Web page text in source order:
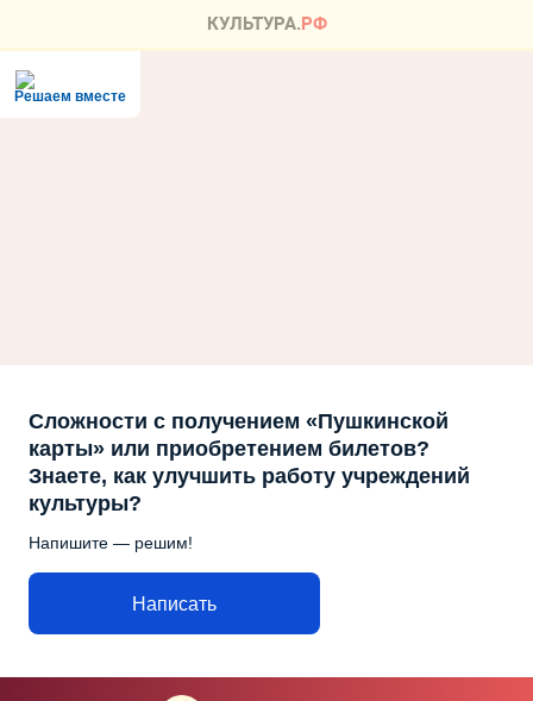
Решаем вместе
Сложности с получением «Пушкинской
карты» или приобретением билетов?
Знаете, как улучшить работу учреждений
культуры?
Напишите — решим!
Написать